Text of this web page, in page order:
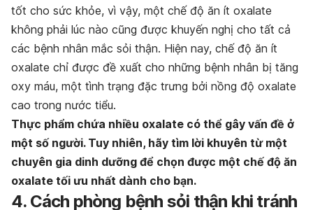
tốt cho sức khỏe, vì vậy, một chế độ ăn ít oxalate
không phải lúc nào cũng được khuyến nghị cho tất cả
các bệnh nhân mắc sỏi thận. Hiện nay, chế độ ăn ít
oxalate chỉ được đề xuất cho những bệnh nhân bị tăng
oxy máu, một tình trạng đặc trưng bởi nồng độ oxalate
cao trong nước tiểu.
Thực phẩm chứa nhiều oxalate có thể gây vấn đề ở
một số người. Tuy nhiên, hãy tìm lời khuyên từ một
chuyên gia dinh dưỡng để chọn được một chế độ ăn
oxalate tối ưu nhất dành cho bạn.
4. Cách phòng bệnh sỏi thận khi tránh